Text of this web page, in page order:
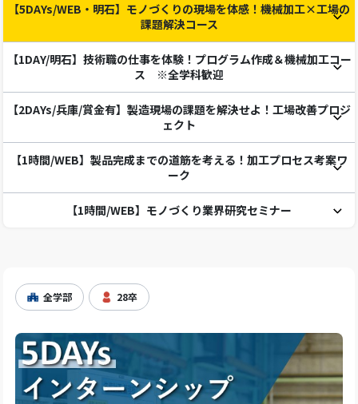
【5DAYs/WEB・明石】モノづくりの現場を体感！機械加工×工場の
課題解決コース
【1DAY/明石】技術職の仕事を体験！プログラム作成＆機械加工コー
ス ※全学科歓迎
【2DAYs/兵庫/賞金有】製造現場の課題を解決せよ！工場改善プロジ
ェクト
【1時間/WEB】製品完成までの道筋を考える！加工プロセス考案ワ
ーク
【1時間/WEB】モノづくり業界研究セミナー
全学部 28卒